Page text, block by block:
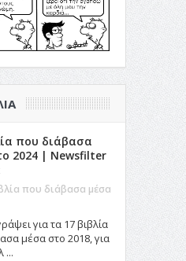
που διάβασα
2024 | Newsfilter
που διάβασα μέσα
για τα 17 βιβλία
μέσα στο 2018, για
...